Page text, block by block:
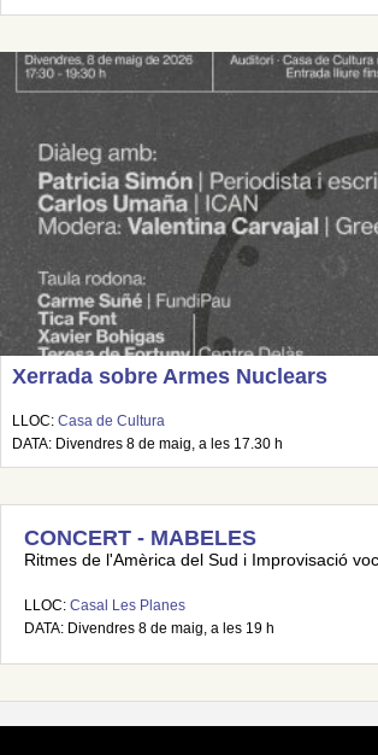
Xerrada sobre Armes Nuclears
LLOC: Casa de Cultura
DATA: Divendres 8 de maig, a les 17.30 h
CONCERT - MABELES
Ritmes de l'Amèrica del Sud i Improvisació
LLOC: Casal Les Planes
DATA: Divendres 8 de maig, a les 19 h